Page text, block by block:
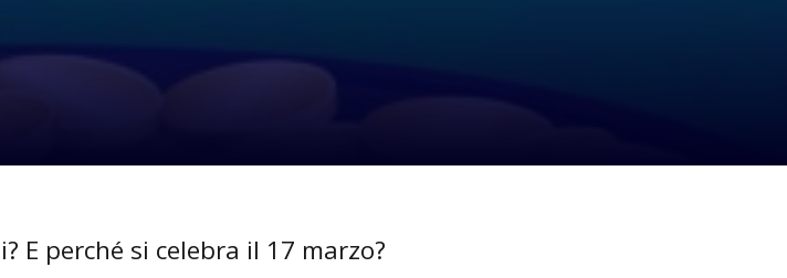
E perché si celebra il 17 marzo?